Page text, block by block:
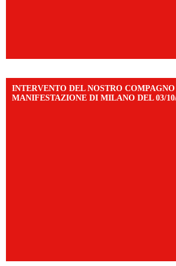
INTERVENTO DEL NOSTRO
MANIFESTAZIONE DI MILANO DEL 03/